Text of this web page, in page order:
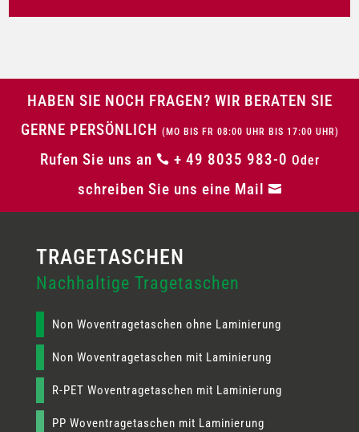
HABEN SIE NOCH FRAGEN? WIR BERATEN SIE
GERNE PERSÖNLICH (MO BIS FR 08:00 UHR BIS 17:00 UHR)
Rufen Sie uns an  + 49 8035 983-0 Oder
schreiben Sie uns eine Mail 
Nachhaltige Tragetaschen
Non Woventragetaschen ohne Laminierung
Non Woventragetaschen mit Laminierung
R-PET Woventragetaschen mit Laminierung
PP Woventragetaschen mit Laminierung